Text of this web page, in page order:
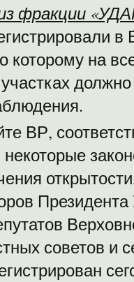
фракции
которому на
ВР,
советов и